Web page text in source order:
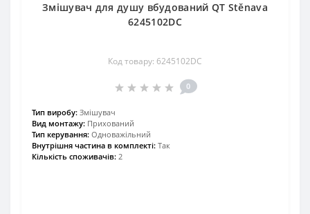
Змішувач для душу вбудований QT Stěnava
6245102DC
Код товару: 6245102DC
0
Тип виробу: Змішувач
Вид монтажу: Прихований
Тип керування: Одноважільний
Внутрішня частина в комплекті: Так
Кількість споживачів: 2